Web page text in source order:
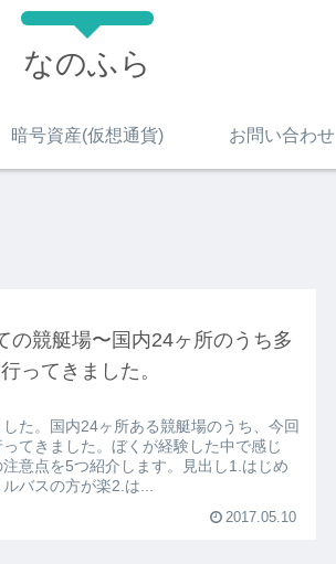
なのふら
暗号資産(仮想通貨) お問い合わせ
の競艇場〜国内24ヶ所のうち多
ってきました。
た。国内24ヶ所ある競艇場のうち、今回
てきました。ぼくが経験した中で感じ
意点を5つ紹介します。見出し1.はじめ
バスの方が楽2.は...
2017.05.10